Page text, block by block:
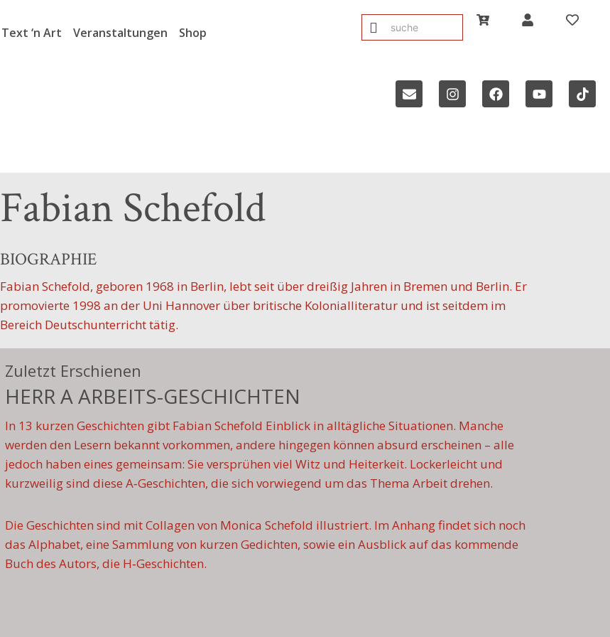
Text ‘n Art Veranstaltungen Shop
Fabian Schefold
BIOGRAPHIE
Fabian Schefold, geboren 1968 in Berlin, lebt seit über dreißig Jahren in Bremen und Berlin. Er
promovierte 1998 an der Uni Hannover über britische Kolonialliteratur und ist seitdem im
Bereich Deutschunterricht tätig.
Zuletzt Erschienen
HERR A ARBEITS-GESCHICHTEN
In 13 kurzen Geschichten gibt Fabian Schefold Einblick in alltägliche Situationen. Manche
werden den Lesern bekannt vorkommen, andere hingegen können absurd erscheinen – alle
jedoch haben eines gemeinsam: Sie versprühen viel Witz und Heiterkeit. Lockerleicht und
kurzweilig sind diese A‑Geschichten, die sich vorwiegend um das Thema Arbeit drehen.
Die Geschichten sind mit Collagen von Monica Schefold illustriert. Im Anhang findet sich noch
das Alphabet, eine Sammlung von kurzen Gedichten, sowie ein Ausblick auf das kommende
Buch des Autors, die H‑Geschichten.